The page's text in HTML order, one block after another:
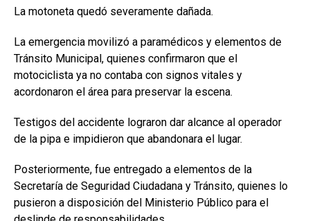
La motoneta quedó severamente dañada.
La emergencia movilizó a paramédicos y elementos de
Tránsito Municipal, quienes confirmaron que el
motociclista ya no contaba con signos vitales y
acordonaron el área para preservar la escena.
Testigos del accidente lograron dar alcance al operador
de la pipa e impidieron que abandonara el lugar.
Posteriormente, fue entregado a elementos de la
Secretaría de Seguridad Ciudadana y Tránsito, quienes lo
pusieron a disposición del Ministerio Público para el